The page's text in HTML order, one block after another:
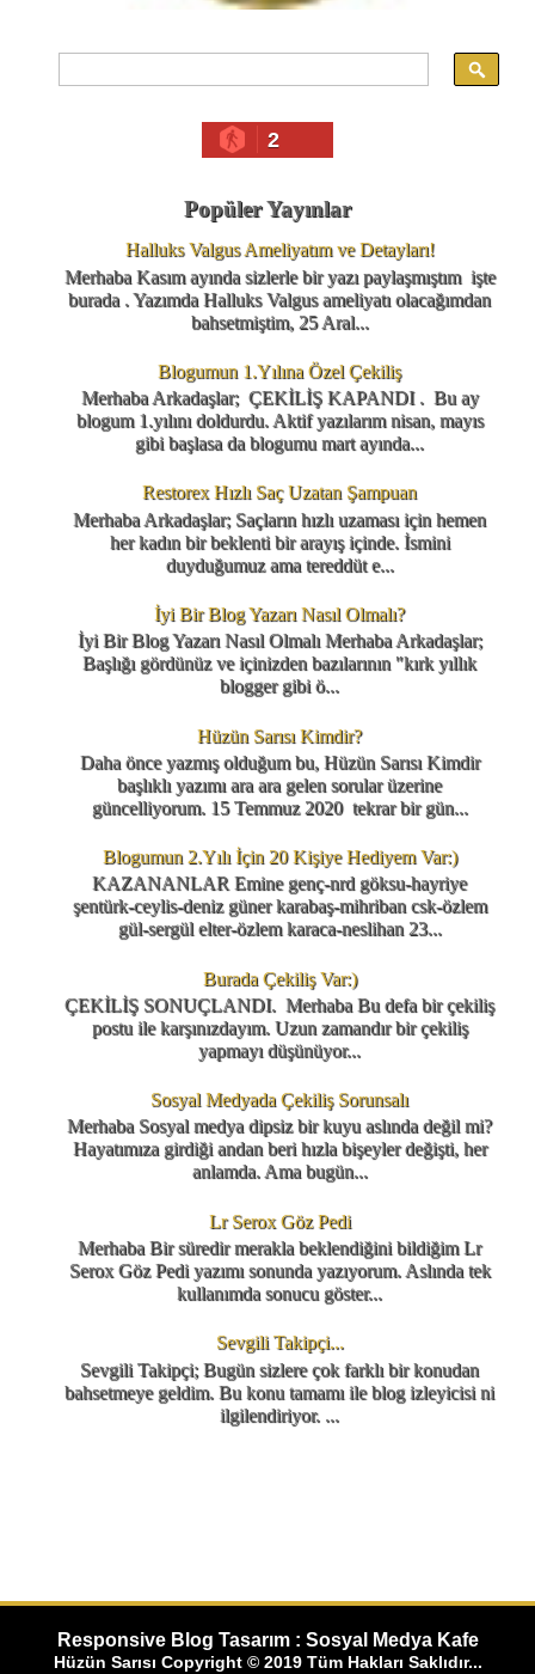
2
Popüler Yayınlar
Halluks Valgus Ameliyatım ve Detayları!
Merhaba Kasım ayında sizlerle bir yazı paylaşmıştım işte
burada . Yazımda Halluks Valgus ameliyatı olacağımdan
bahsetmiştim, 25 Aral...
Blogumun 1.Yılına Özel Çekiliş
Merhaba Arkadaşlar; ÇEKİLİŞ KAPANDI . Bu ay
blogum 1.yılını doldurdu. Aktif yazılarım nisan, mayıs
gibi başlasa da blogumu mart ayında...
Restorex Hızlı Saç Uzatan Şampuan
Merhaba Arkadaşlar; Saçların hızlı uzaması için hemen
her kadın bir beklenti bir arayış içinde. İsmini
duyduğumuz ama tereddüt e...
İyi Bir Blog Yazarı Nasıl Olmalı?
İyi Bir Blog Yazarı Nasıl Olmalı Merhaba Arkadaşlar;
Başlığı gördünüz ve içinizden bazılarının "kırk yıllık
blogger gibi ö...
Hüzün Sarısı Kimdir?
Daha önce yazmış olduğum bu, Hüzün Sarısı Kimdir
başlıklı yazımı ara ara gelen sorular üzerine
güncelliyorum. 15 Temmuz 2020 tekrar bir gün...
Blogumun 2.Yılı İçin 20 Kişiye Hediyem Var:)
KAZANANLAR Emine genç-nrd göksu-hayriye
şentürk-ceylis-deniz güner karabaş-mihriban csk-özlem
gül-sergül elter-özlem karaca-neslihan 23...
Burada Çekiliş Var:)
ÇEKİLİŞ SONUÇLANDI. Merhaba Bu defa bir çekiliş
postu ile karşınızdayım. Uzun zamandır bir çekiliş
yapmayı düşünüyor...
Sosyal Medyada Çekiliş Sorunsalı
Merhaba Sosyal medya dipsiz bir kuyu aslında değil mi?
Hayatımıza girdiği andan beri hızla bişeyler değişti, her
anlamda. Ama bugün...
Lr Serox Göz Pedi
Merhaba Bir süredir merakla beklendiğini bildiğim Lr
Serox Göz Pedi yazımı sonunda yazıyorum. Aslında tek
kullanımda sonucu göster...
Sevgili Takipçi...
Sevgili Takipçi; Bugün sizlere çok farklı bir konudan
bahsetmeye geldim. Bu konu tamamı ile blog izleyicisi ni
ilgilendiriyor. ...
Responsive Blog Tasarım : Sosyal Medya Kafe
Hüzün Sarısı Copyright © 2019 Tüm Hakları Saklıdır...